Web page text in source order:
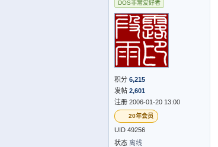
DOS非常爱好者
积分 6,215
发帖 2,601
注册 2006-01-20 13:00
20年会员
UID 49256
状态 离线